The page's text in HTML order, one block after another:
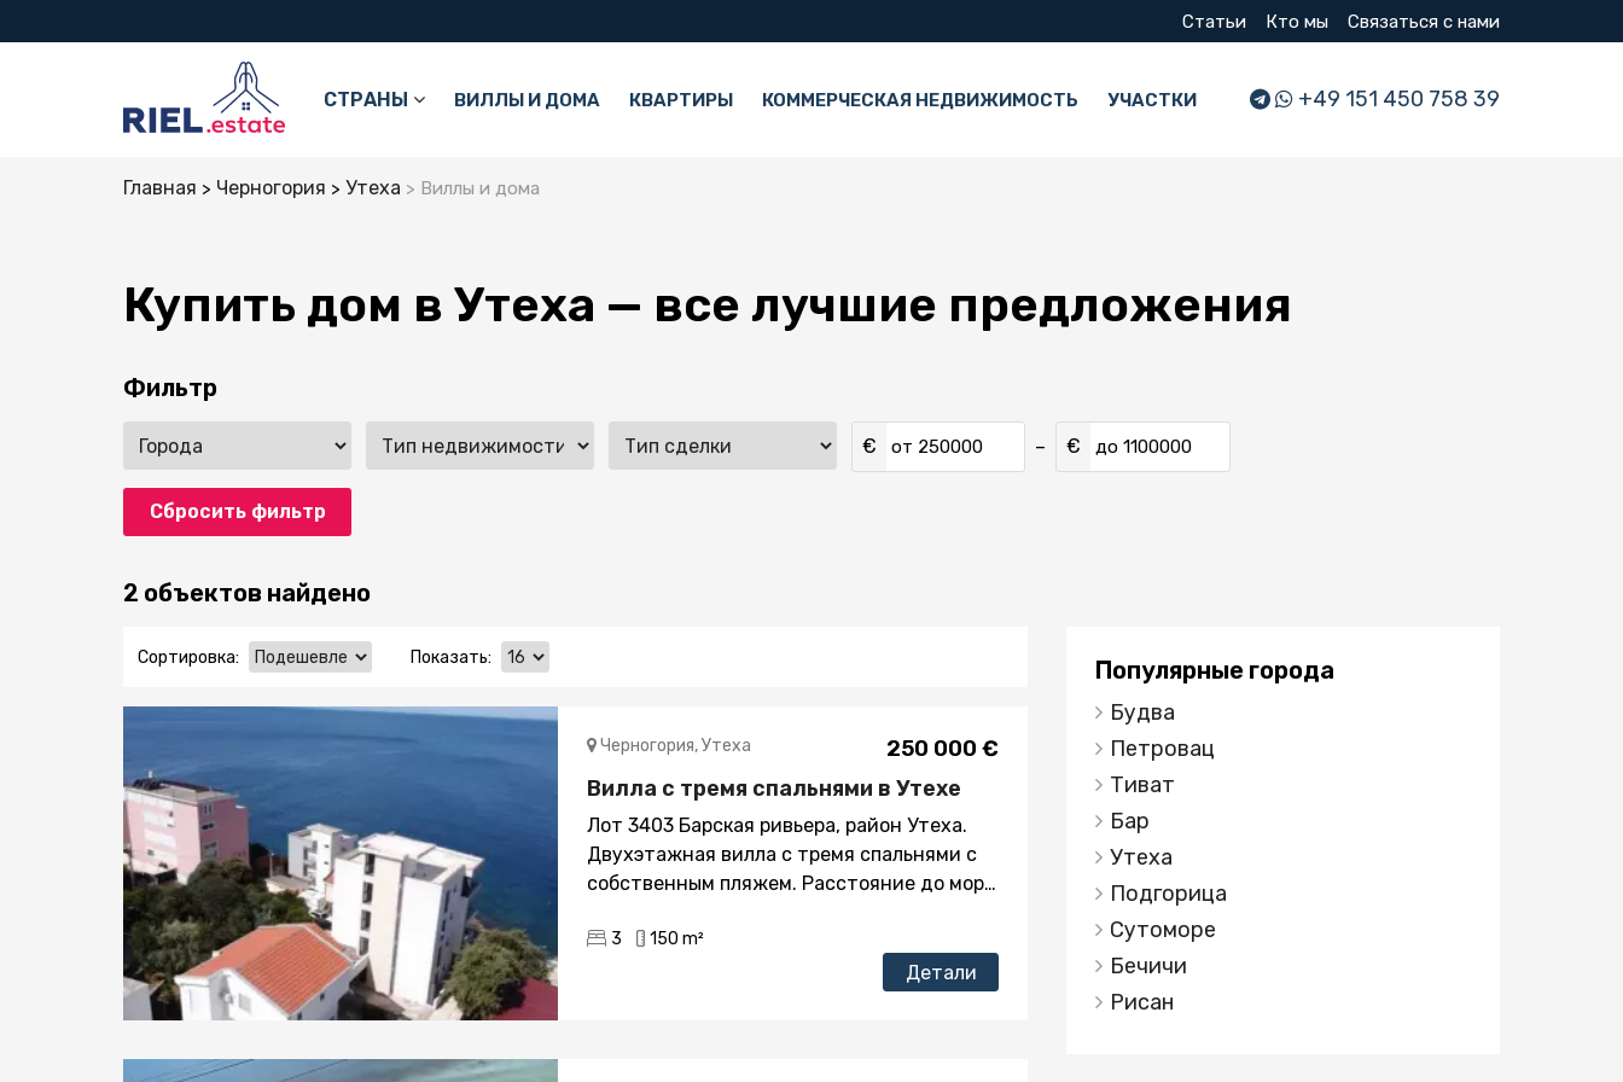
Статьи Кто мы Связаться с нами
СТРАНЫ ВИЛЛЫ И ДОМА КВАРТИРЫ КОММЕРЧЕСКАЯ НЕДВИЖИМОСТЬ УЧАСТКИ +49 151 450 758 39
Главная Черногория Утеха Виллы и дома
Купить дом в Утеха — все лучшие предложения
Фильтр
€ от – € до
Сбросить фильтр
2 объектов найдено
Сортировка: Показать:
250 000 €
Черногория, Утеха
Вилла с тремя спальнями в Утехе
Лот 3403 Барская ривьера, район Утеха.
Двухэтажная вилла с тремя спальнями с
собственным пляжем. Расстояние до моря
300 кв.м. Открытый паркинг на 3
автомобиля Собственный пляж Вилла
продаётся полностью меблированной
3 150 m²
Детали
Популярные города
Будва
Петровац
Тиват
Бар
Утеха
Подгорица
Сутоморе
Бечичи
Рисан